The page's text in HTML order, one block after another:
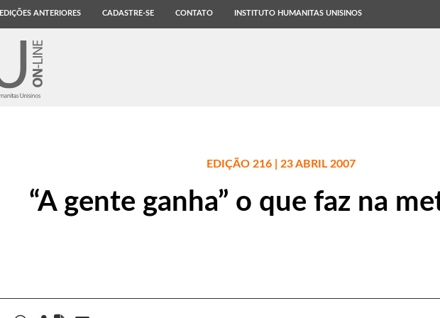
EDIÇÕES ANTERIORES CADASTRE-SE CONTATO INSTITUTO HUMANITAS UNISINOS
EDIÇÃO 216 | 23 ABRIL 2007
“A gente ganha” o que faz na